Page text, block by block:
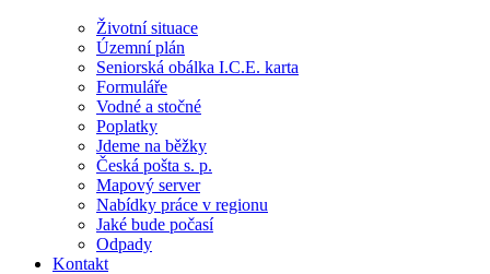
Životní situace
Územní plán
Seniorská obálka I.C.E. karta
Formuláře
Vodné a stočné
Poplatky
Jdeme na běžky
Česká pošta s. p.
Mapový server
Nabídky práce v regionu
Jaké bude počasí
Odpady
Kontakt